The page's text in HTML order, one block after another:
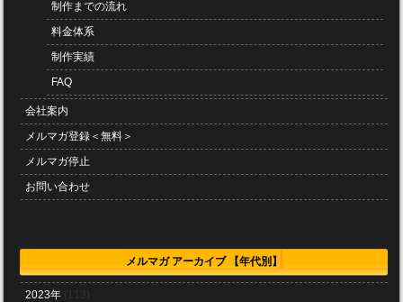
制作までの流れ
料金体系
制作実績
FAQ
会社案内
メルマガ登録＜無料＞
メルマガ停止
お問い合わせ
メルマガ アーカイブ 【年代別】
2023年